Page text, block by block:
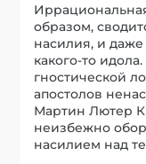
образом,
насилия, и
какого-то
гностической
апостолов
Мартин Лютер
неизбежно
насилием над